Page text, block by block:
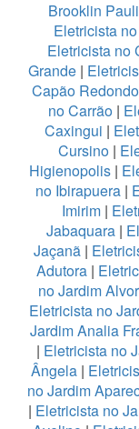
Brooklin
Eletricista
Eletricista no
Grande |
Capão Redondo
no Carrão|
Caxingui |
Cursino |
Higienopolis|
no Ibirapuera|
Imirim|
Jabaquara |
Jaçanã |
Adutora |
no Jardim
Eletricista no
Jardim Analia
| Eletricista no
Ângela|
no Jardim
| Eletricista no